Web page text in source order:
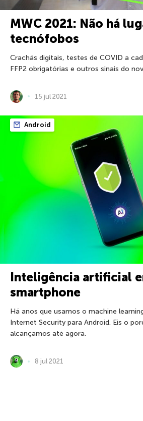
MWC 2021: Não há
tecnófobos
Crachás digitais, testes de COVID a
FFP2 obrigatórias e outros sinais do
15 jul 2021
Android
Inteligência artificial
smartphone
Há anos que usamos o machine
Internet Security para Android. Eis o
alcançamos até agora.
8 jul 2021